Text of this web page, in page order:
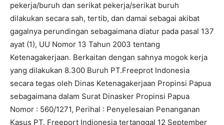
pekerja/buruh dan serikat pekerja/serikat buruh
dilakukan secara sah, tertib, dan damai sebagai akibat
gagalnya perundingan sebagaimana diatur pada pasal 137
ayat (1), UU Nomor 13 Tahun 2003 tentang
Ketenagakerjaan. Berkaitan dengan sahnya mogok kerja
yang dilakukan 8.300 Buruh PT.Freeprot Indonesia
secara tegas oleh Dinas Ketenagakerjaan Propinsi Papua
sebagaimana dalam Surat Dinasker Propinsi Papua
Nomor : 560/1271, Perihal : Penyelesaian Penanganan
Kasus PT. Freeport Indionesia tertanggal 12 September